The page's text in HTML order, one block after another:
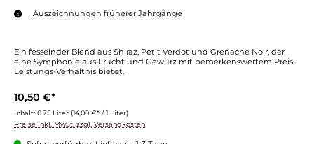
Auszeichnungen früherer Jahrgänge
Ein fesselnder Blend aus Shiraz, Petit Verdot und Grenache Noir, der
eine Symphonie aus Frucht und Gewürz mit bemerkenswertem Preis-
Leistungs-Verhältnis bietet.
10,50 €*
Inhalt: 0.75 Liter (14,00 €* / 1 Liter)
Preise inkl. MwSt. zzgl. Versandkosten